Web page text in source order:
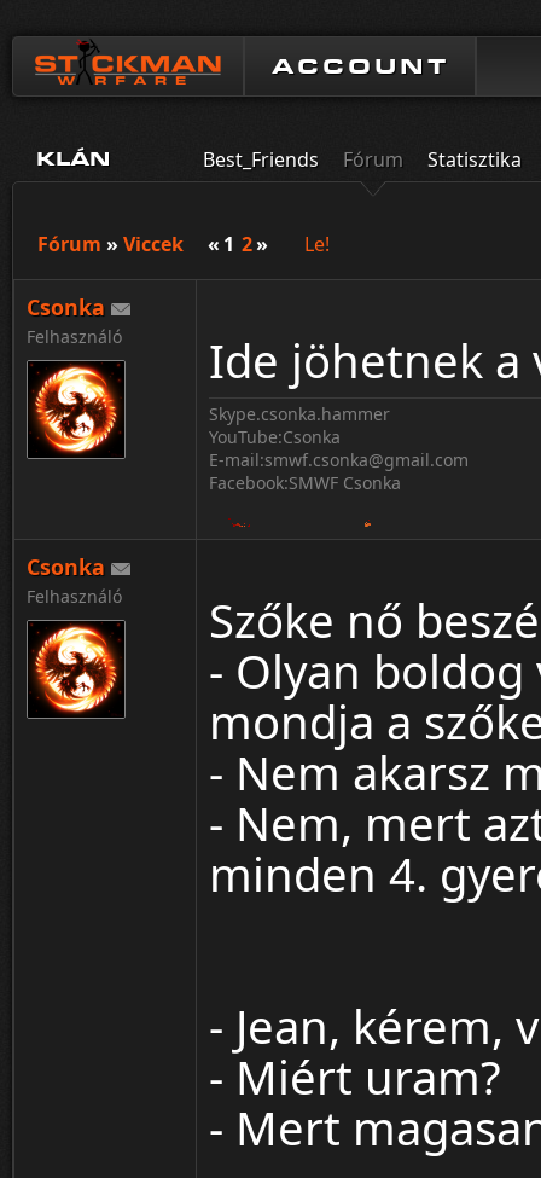
ACCOUNT
KLÁN Best_Friends Fórum Statisztika
Fórum » Viccek « 1 2» Le!
Csonka
Felhasználó Ide jöhetnek a
Skype.csonka.hammer
YouTube:Csonka
E-mail:smwf.csonka@gmail.com
Facebook:SMWF Csonka
Rekordom killekből 1gek menetbe
Akik nem tudnak bannert készíteni
cooltext.comvagy bannerbreak.com
Csonka
Felhasználó
Szőke nő
- Olyan
mondja a
- Nem akarsz
- Nem, mert
minden 4.
- Jean, kérem,
- Miért uram?
- Mert